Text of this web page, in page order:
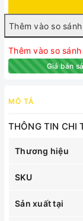
Thêm vào so sánh
Giá bán
MÔ TẢ
THÔNG TIN CHI
Thương hiệu
SKU
Sản xuất tại